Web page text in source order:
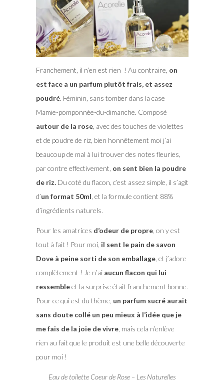
Franchement, il n’en est rien ! Au contraire, on
est face a un parfum plutôt frais, et assez
poudré. Féminin, sans tomber dans la case
Mamie-pomponnée-du-dimanche. Composé
autour de la rose, avec des touches de violettes
et de poudre de riz, bien honnêtement moi j’ai
beaucoup de mal à lui trouver des notes fleuries,
par contre effectivement, on sent bien la poudre
de riz.Du coté du flacon, c’est assez simple, il s’agit
d’un format 50ml , et la formule contient 88%
d’ingrédients naturels.
Pour les amatrices d’odeur de propre, on y est
tout à fait ! Pour moi, il sent le pain de savon
Dove à peine sorti de son emballage, et j’adore
complètement ! Je n’aiaucun flacon qui lui
ressembleet la surprise était franchement bonne.
Pour ce qui est du thème, un parfum sucré aurait
sans doute collé un peu mieux à l’idée que je
me fais de la joie de vivre, mais cela n’enlève
rien au fait que le produit est une belle découverte
pour moi !
Eau de toilette Coeur de Rose – Les Naturelles